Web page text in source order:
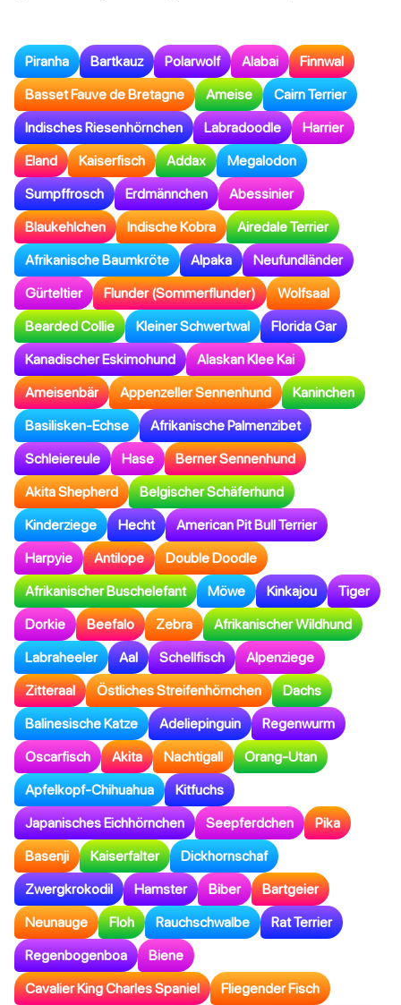
Piranha Bartkauz Polarwolf Alabai Finnwal
Basset Fauve de Bretagne Ameise Cairn Terrier
Indisches Riesenhörnchen Labradoodle Harrier
Eland Kaiserfisch Addax Megalodon
Sumpffrosch Erdmännchen Abessinier
Blaukehlchen Indische Kobra Airedale Terrier
Afrikanische Baumkröte Alpaka Neufundländer
Gürteltier Flunder (Sommerflunder) Wolfsaal
Bearded Collie Kleiner Schwertwal Florida Gar
Kanadischer Eskimohund Alaskan Klee Kai
Ameisenbär Appenzeller Sennenhund Kaninchen
Basilisken-Echse Afrikanische Palmenzibet
Schleiereule Hase Berner Sennenhund
Akita Shepherd Belgischer Schäferhund
Kinderziege Hecht American Pit Bull Terrier
Harpyie Antilope Double Doodle
Afrikanischer Buschelefant Möwe Kinkajou Tiger
Dorkie Beefalo Zebra Afrikanischer Wildhund
Labraheeler Aal Schellfisch Alpenziege
Zitteraal Östliches Streifenhörnchen Dachs
Balinesische Katze Adeliepinguin Regenwurm
Oscarfisch Akita Nachtigall Orang-Utan
Apfelkopf-Chihuahua Kitfuchs
Japanisches Eichhörnchen Seepferdchen Pika
Basenji Kaiserfalter Dickhornschaf
Zwergkrokodil Hamster Biber Bartgeier
Neunauge Floh Rauchschwalbe Rat Terrier
Regenbogenboa Biene
Cavalier King Charles Spaniel Fliegender Fisch